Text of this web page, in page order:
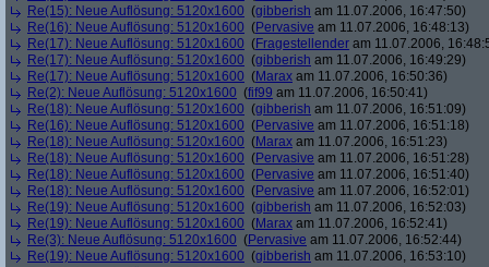
Re(15): Neue Auflösung: 5120x1600 (gibberish am 11.07.2006, 16:47:50)
Re(16): Neue Auflösung: 5120x1600 (Pervasive am 11.07.2006, 16:48:13)
Re(17): Neue Auflösung: 5120x1600 (Fragestellender am 11.07.2006,
Re(17): Neue Auflösung: 5120x1600 (gibberish am 11.07.2006, 16:49:29)
Re(17): Neue Auflösung: 5120x1600 (Marax am 11.07.2006, 16:50:36)
Re(2): Neue Auflösung: 5120x1600 (fif99 am 11.07.2006, 16:50:41)
Re(18): Neue Auflösung: 5120x1600 (gibberish am 11.07.2006, 16:51:09)
Re(16): Neue Auflösung: 5120x1600 (Pervasive am 11.07.2006, 16:51:18)
Re(18): Neue Auflösung: 5120x1600 (Marax am 11.07.2006, 16:51:23)
Re(18): Neue Auflösung: 5120x1600 (Pervasive am 11.07.2006, 16:51:28)
Re(18): Neue Auflösung: 5120x1600 (Pervasive am 11.07.2006, 16:51:40)
Re(18): Neue Auflösung: 5120x1600 (Pervasive am 11.07.2006, 16:52:01)
Re(19): Neue Auflösung: 5120x1600 (gibberish am 11.07.2006, 16:52:03)
Re(19): Neue Auflösung: 5120x1600 (Marax am 11.07.2006, 16:52:41)
Re(3): Neue Auflösung: 5120x1600 (Pervasive am 11.07.2006, 16:52:44)
Re(19): Neue Auflösung: 5120x1600 (gibberish am 11.07.2006, 16:53:10)